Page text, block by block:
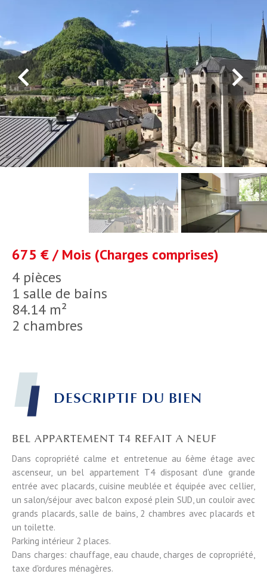
4 pièces
1 salle de bains
84.14 m²
2 chambres
675 € / Mois (Charges comprises)
DESCRIPTIF DU BIEN
BEL APPARTEMENT T4 REFAIT A NEUF
Dans copropriété calme et entretenue au 6ème étage avec
ascenseur, un bel appartement T4 disposant d'une grande
entrée avec placards, cuisine meublée et équipée avec cellier,
un salon/séjour avec balcon exposé plein SUD, un couloir avec
grands placards, salle de bains, 2 chambres avec placards et
un toilette.
Parking intérieur 2 places.
Dans charges: chauffage, eau chaude, charges de copropriété,
taxe d'ordures ménagères.